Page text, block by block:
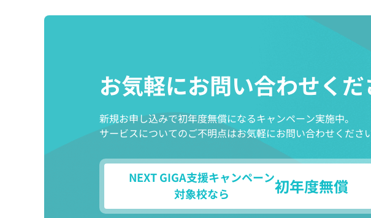
お気軽にお問い合わせくだ
新規お申し込みで初年度無償になるキャンペーン実施中。
サービスについてのご不明点はお気軽にお問い合わせください
NEXT GIGA支援キャンペーン
対象校なら
初年度無償